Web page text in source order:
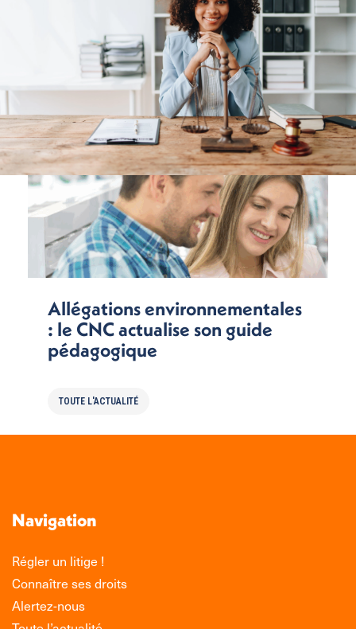
Allégations environnementales
: le CNC actualise son guide
pédagogique
TOUTE L'ACTUALITÉ
Navigation
Régler un litige !
Connaître ses droits
Alertez-nous